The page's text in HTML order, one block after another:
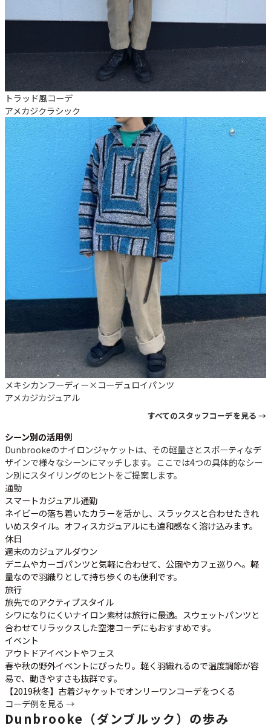
トラッド風コーデ
アメカジクラシック
メキシカンフーディー×コーデュロイパンツ
アメカジカジュアル
すべてのスタッフコーデを見る →
シーン別の活用例
Dunbrookeのナイロンジャケットは、その軽量さとスポーティなデ
ザインで様々なシーンにマッチします。ここでは4つの具体的なシー
ン別にスタイリングのヒントをご提案します。
通勤
スマートカジュアル通勤
ネイビーの落ち着いたカラーを活かし、スラックスと合わせたきれ
いめスタイル。オフィスカジュアルにも違和感なく溶け込みます。
休日
週末のカジュアルダウン
デニムやカーゴパンツと気軽に合わせて、公園やカフェ巡りへ。軽
量なので羽織りとして持ち歩くのも便利です。
旅行
旅先でのアクティブスタイル
シワになりにくいナイロン素材は旅行に最適。スウェットパンツと
合わせてリラックスした空港コーデにもおすすめです。
イベント
アウトドアイベントやフェス
春や秋の野外イベントにぴったり。軽く羽織れるので温度調節が容
易で、動きやすさも抜群です。
【2019秋冬】古着ジャケットでオンリーワンコーデをつくる
コーデ例を見る →
Dunbrooke（ダンブルック）の歩み